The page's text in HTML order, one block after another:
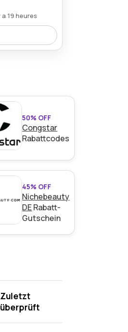
19 heures
Bestellungen
50% OFF
Congstar
Rabattcodes
45% OFF
Nichebeauty
DERabatt-
Gutschein
Zuletzt
überprüft